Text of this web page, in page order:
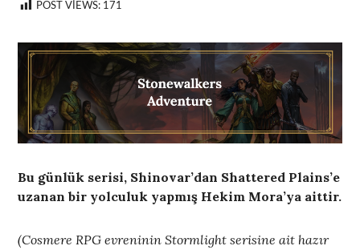
POST VIEWS: 171
Bu günlük serisi, Shinovar’dan Shattered Plains’e
uzanan bir yolculuk yapmış Hekim Mora’ya aittir.
(Cosmere RPG evreninin Stormlight serisine ait hazır